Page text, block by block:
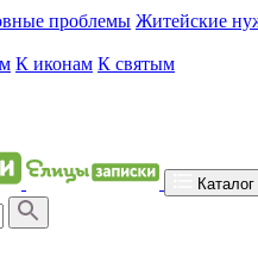
проблемы Житейские
К иконам К святым
Каталог